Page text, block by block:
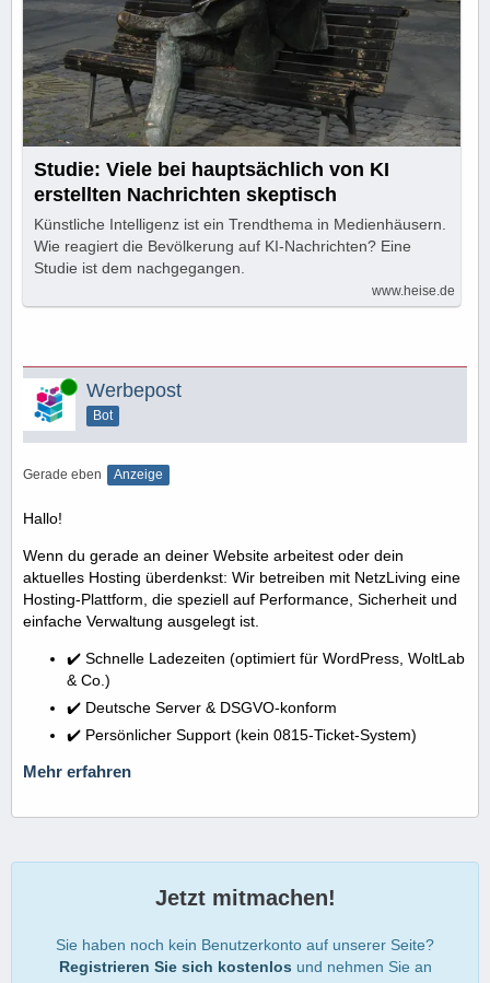
Studie: Viele bei hauptsächlich von KI
erstellten Nachrichten skeptisch
Künstliche Intelligenz ist ein Trendthema in Medienhäusern.
Wie reagiert die Bevölkerung auf KI-Nachrichten? Eine
Studie ist dem nachgegangen.
www.heise.de
Online Werbepost
Bot
Gerade eben Anzeige
Hallo!
Wenn du gerade an deiner Website arbeitest oder dein
aktuelles Hosting überdenkst: Wir betreiben mit NetzLiving eine
Hosting-Plattform, die speziell auf Performance, Sicherheit und
einfache Verwaltung ausgelegt ist.
✔️ Schnelle Ladezeiten (optimiert für WordPress, WoltLab
& Co.)
✔️ Deutsche Server & DSGVO-konform
✔️ Persönlicher Support (kein 0815-Ticket-System)
Mehr erfahren
Jetzt mitmachen!
Sie haben noch kein Benutzerkonto auf unserer Seite?
Registrieren Sie sich kostenlos und nehmen Sie an